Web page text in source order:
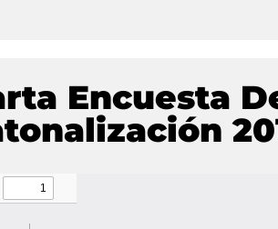
Encuesta